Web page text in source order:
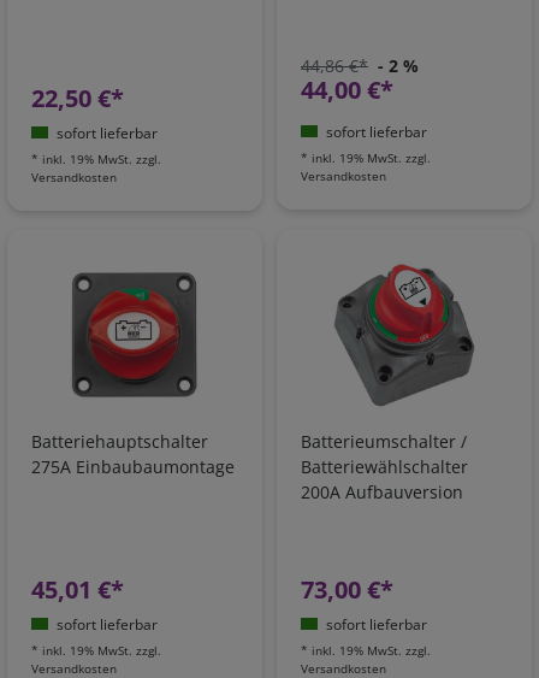
22,50 €*
sofort lieferbar
* inkl. 19% MwSt. zzgl.
Versandkosten
44,86 €* - 2 %
44,00 €*
sofort lieferbar
* inkl. 19% MwSt. zzgl.
Versandkosten
Batteriehauptschalter
275A Einbaubaumontage
45,01 €*
sofort lieferbar
* inkl. 19% MwSt. zzgl.
Versandkosten
Batterieumschalter /
Batteriewählschalter
200A Aufbauversion
73,00 €*
sofort lieferbar
* inkl. 19% MwSt. zzgl.
Versandkosten